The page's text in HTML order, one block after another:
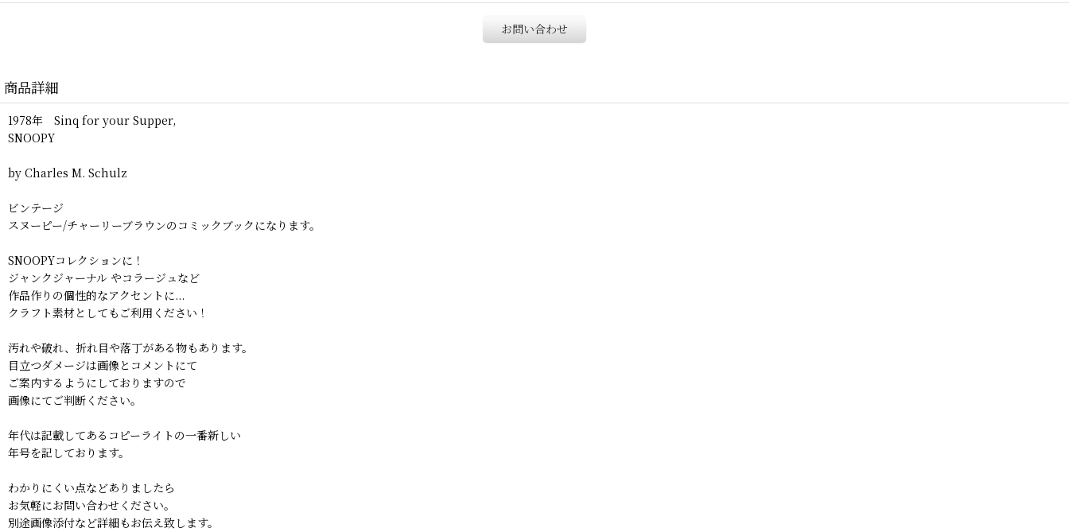
お問い合わせ
商品詳細
1978年 Sinq for your Supper,
SNOOPY
by Charles M. Schulz
ビンテージ
スヌーピー/チャーリーブラウンのコミックブックになります。
SNOOPYコレクションに！
ジャンクジャーナル やコラージュなど
作品作りの個性的なアクセントに...
クラフト素材としてもご利用ください！
汚れや破れ、折れ目や落丁がある物もあります。
目立つダメージは画像とコメントにて
ご案内するようにしておりますので
画像にてご判断ください。
年代は記載してあるコピーライトの一番新しい
年号を記しております。
わかりにくい点などありましたら
お気軽にお問い合わせください。
別途画像添付など詳細もお伝え致します。